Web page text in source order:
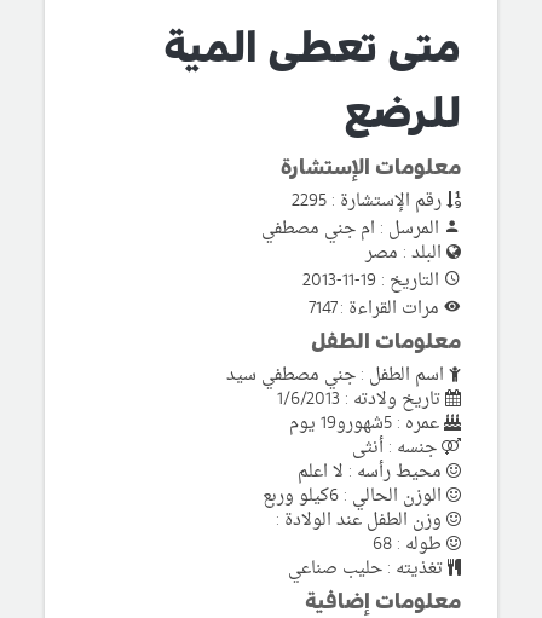
متى تعطى المية
للرضع
معلومات الإستشارة
رقم الإستشارة : 2295
المرسل : ام جني مصطفي
البلد : مصر
التاريخ : 19-11-2013
مرات القراءة : 7147
معلومات الطفل
اسم الطفل : جني مصطفي سيد
تاريخ ولادته : 1/6/2013
عمره : 5شهورو19 يوم
جنسه : أنثى
محيط رأسه : لا اعلم
الوزن الحالي : 6كيلو وربع
وزن الطفل عند الولادة :
طوله : 68
تغذيته : حليب صناعي
معلومات إضافية